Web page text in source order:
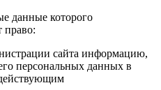
данные которого
право:
сайта информацию,
персональных данных в